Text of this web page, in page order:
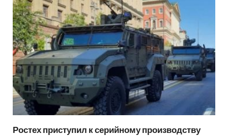
Ростех приступил к серийному производству